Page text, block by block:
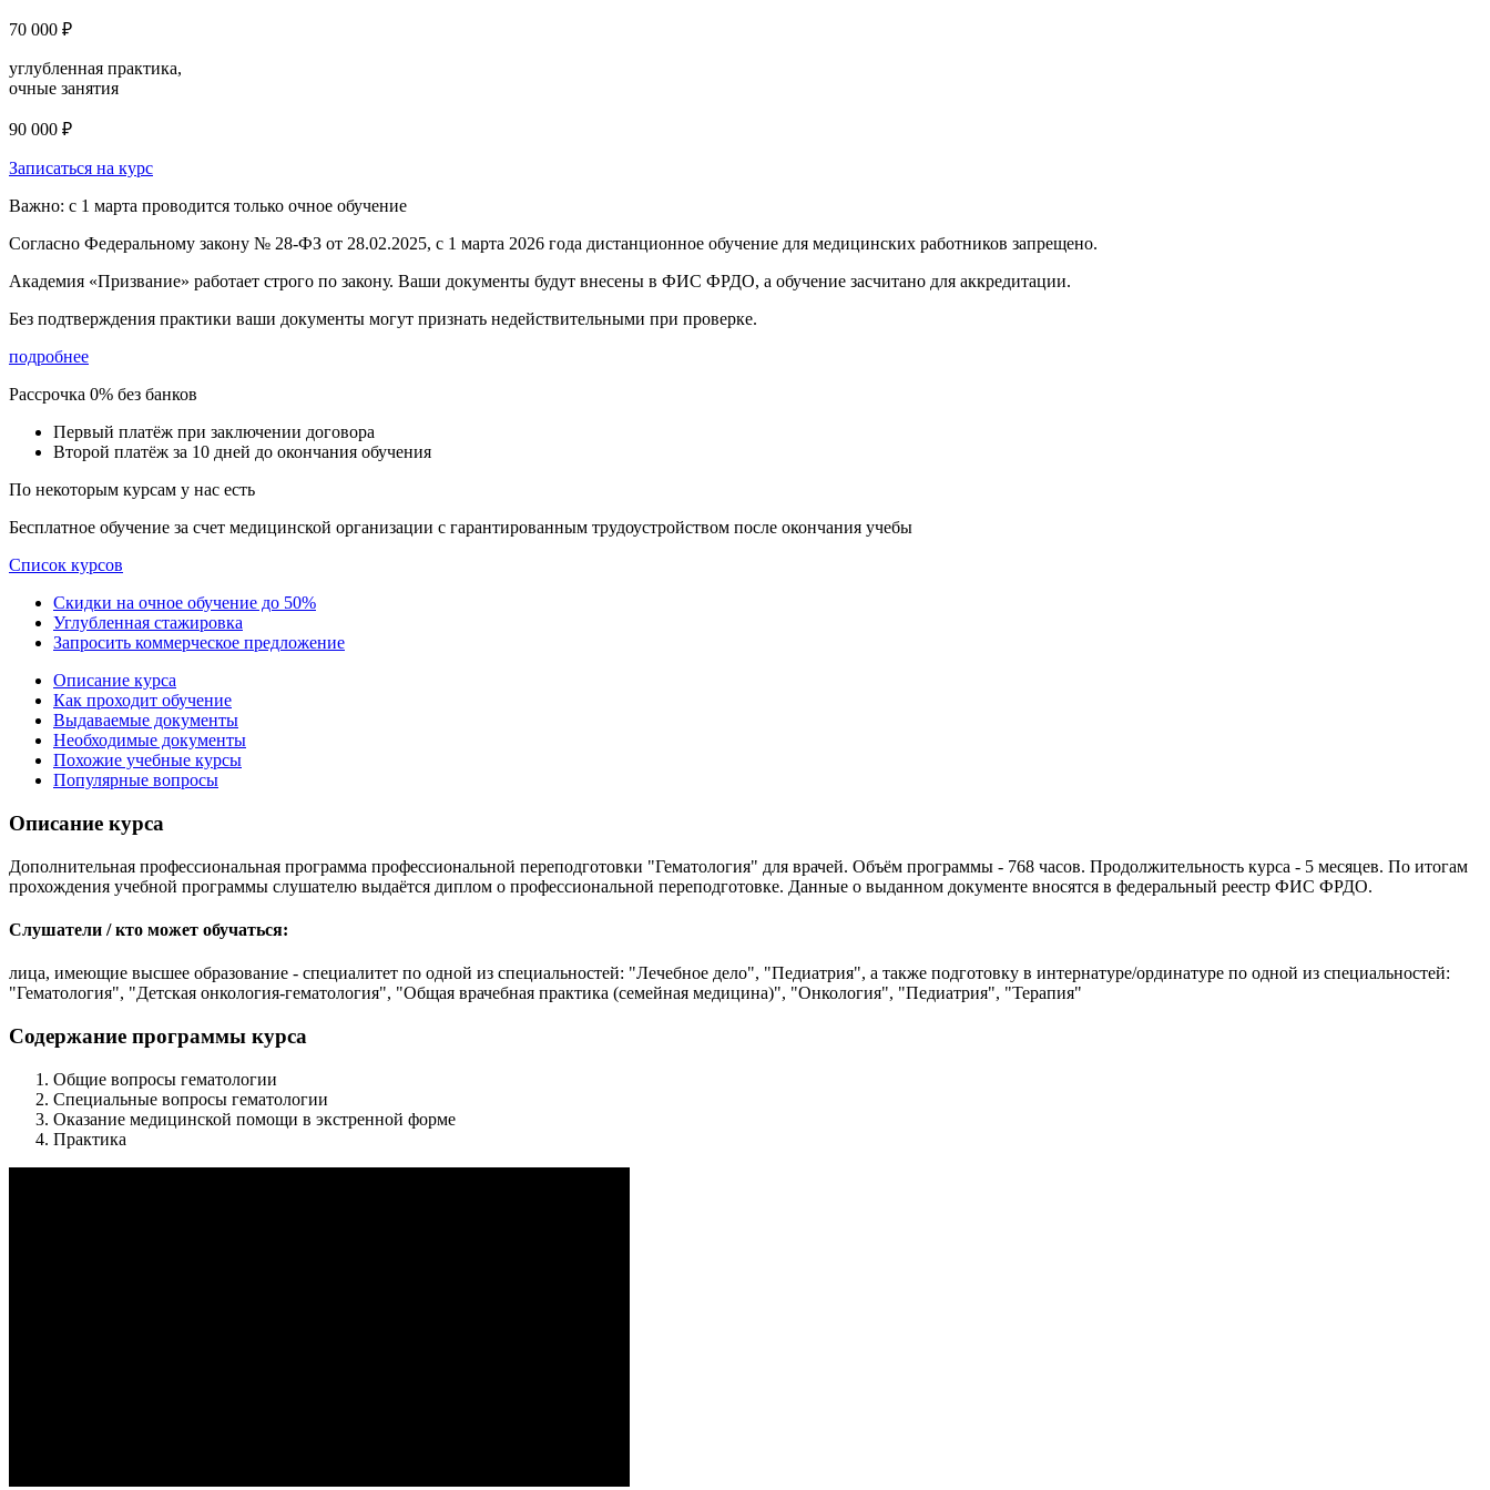
70 000 ₽
углубленная практика,
очные занятия
90 000 ₽
Записаться на курс
Важно: с 1 марта проводится только очное обучение
Согласно Федеральному закону № 28-ФЗ от 28.02.2025, с 1 марта 2026 года дистанционное обучение для медицинских работников запрещено.
Академия «Призвание» работает строго по закону. Ваши документы будут внесены в ФИС ФРДО, а обучение засчитано для аккредитации.
Без подтверждения практики ваши документы могут признать недействительными при проверке.
подробнее
Рассрочка 0% без банков
Первый платёж при заключении договора
Второй платёж за 10 дней до окончания обучения
По некоторым курсам у нас есть
Бесплатное обучение за счет медицинской организации с гарантированным трудоустройством после окончания учебы
Список курсов
Скидки на очное обучение до 50%
Углубленная стажировка
Запросить коммерческое предложение
Описание курса
Как проходит обучение
Выдаваемые документы
Необходимые документы
Похожие учебные курсы
Популярные вопросы
Описание курса
Дополнительная профессиональная программа профессиональной переподготовки "Гематология" для врачей. Объём программы - 768 часов. Продолжительность курса - 5 месяцев. По итогам
прохождения учебной программы слушателю выдаётся диплом о профессиональной переподготовке. Данные о выданном документе вносятся в федеральный реестр ФИС ФРДО.
Слушатели / кто может обучаться:
лица, имеющие высшее образование - специалитет по одной из специальностей: "Лечебное дело", "Педиатрия", а также подготовку в интернатуре/ординатуре по одной из специальностей:
"Гематология", "Детская онкология-гематология", "Общая врачебная практика (семейная медицина)", "Онкология", "Педиатрия", "Терапия"
Содержание программы курса
Общие вопросы гематологии
Специальные вопросы гематологии
Оказание медицинской помощи в экстренной форме
Практика